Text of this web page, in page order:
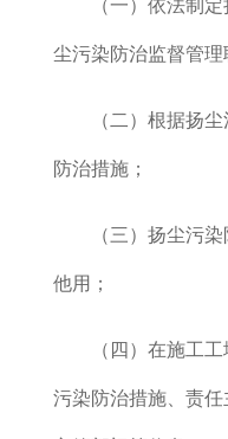
尘污染防治监督管理
（二）根据扬
防治措施；
（三）扬尘污
他用；
（四）在施工
污染防治措施、责